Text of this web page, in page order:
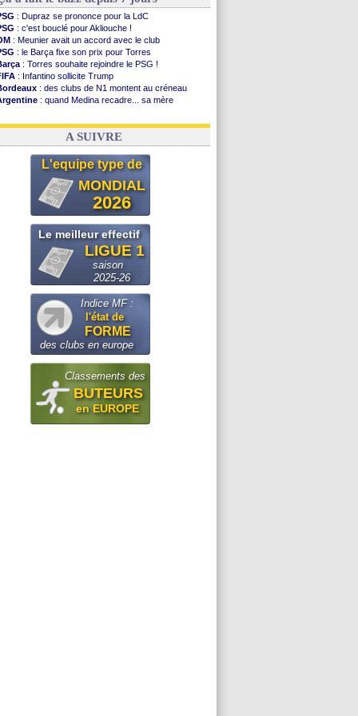
: Dupraz se prononce pour la LdC
: c'est bouclé pour Akliouche !
: Meunier avait un accord avec le club
: le Barça fixe son prix pour Torres
: Torres souhaite rejoindre le PSG !
: Infantino sollicite Trump
: des clubs de N1 montent au créneau
: quand Medina recadre... sa mère
: Paixão attire un 2e club anglais
A SUIVRE
L'equipe type de
MONDIAL
2026
Le meilleur effectif
LIGUE 1
saison
2025-26
Indice MF :
l'état de
FORME
des clubs en europe
Classements des
BUTEURS
en EUROPE